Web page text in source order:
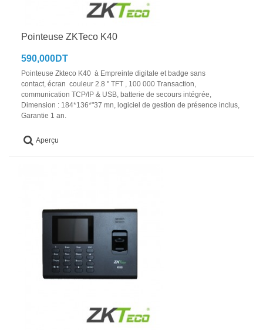
Pointeuse ZKTeco K40
590,000DT
Pointeuse Zkteco K40 à Empreinte digitale et badge sans
contact, écran couleur 2.8 " TFT , 100 000 Transaction,
communication TCP/IP & USB, batterie de secours intégrée,
Dimension : 184*136*"37 mn, logiciel de gestion de présence inclus,
Garantie 1 an.
Aperçu